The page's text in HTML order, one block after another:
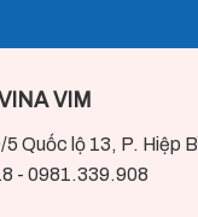
VIM
5 Quốc lộ 13, P. Hiệp
- 0981.339.908